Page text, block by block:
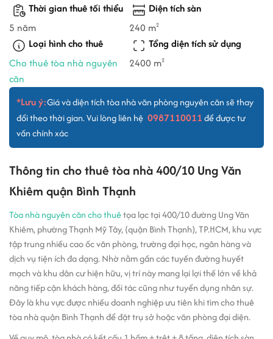
Thời gian thuê tối thiểu
5 năm
Diện tích sàn
240 m2
Loại hình cho thuê
Cho thuê tòa nhà nguyên
căn
Tổng diện tích sử dụng
2400 m2
*Lưu ý:Giá và diện tích tòa nhà văn phòng nguyên căn sẽ thay
đổi theo thời gian. Vui lòng liên hệ 0987110011để được tư
vấn chính xác
Thông tin cho thuê tòa nhà 400/10 Ung Văn
Khiêm quận Bình Thạnh
Tòa nhà nguyên căn cho thuêtọa lạc tại 400/10 đường Ung Văn
Khiêm, phường Thạnh Mỹ Tây, (quận Bình Thạnh), TP.HCM, khu vực
tập trung nhiều cao ốc văn phòng, trường đại học, ngân hàng và
dịch vụ tiện ích đa dạng. Nhờ nằm gần các tuyến đường huyết
mạch và khu dân cư hiện hữu, vị trí này mang lại lợi thế lớn về khả
năng tiếp cận khách hàng, đối tác cũng như tuyển dụng nhân sự.
Đây là khu vực được nhiều doanh nghiệp ưu tiên khi tìm cho thuê
tòa nhà quận Bình Thạnh để đặt trụ sở hoặc văn phòng đại diện.